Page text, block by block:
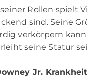
Rollen spielt
sind. Seine
verkörpern
seine Statur
Jr.